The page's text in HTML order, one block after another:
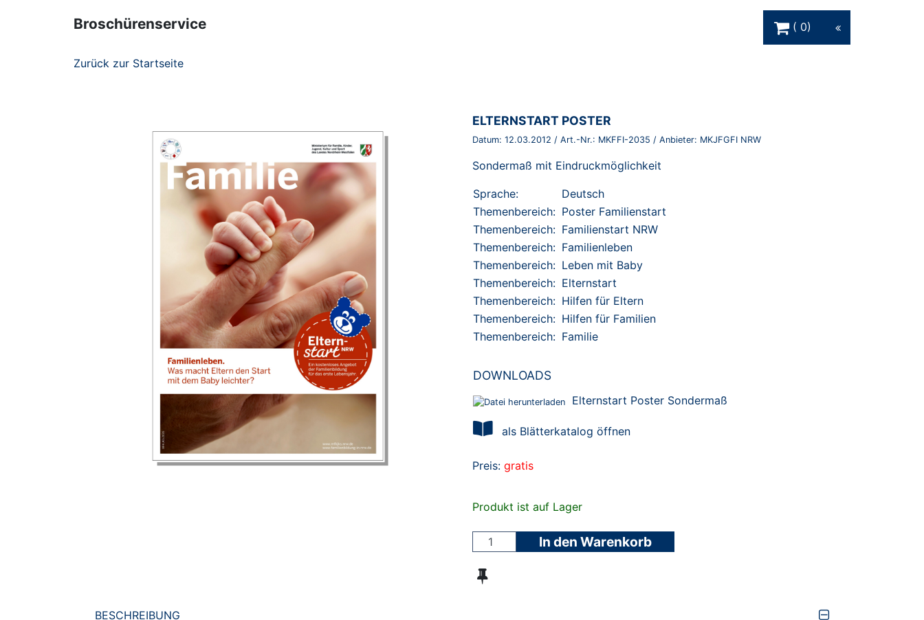
Broschürenservice
0
Zurück zur Startseite
BROSCHÜRE:
ELTERNSTART POSTER
Datum: 12.03.2012 / Art.-Nr.: MKFFI-2035 / Anbieter: MKJFGFI NRW
Sondermaß mit Eindruckmöglichkeit
Sprache:
Deutsch
Themenbereich: Poster Familienstart
Themenbereich: Familienstart NRW
Themenbereich: Familienleben
Themenbereich: Leben mit Baby
Themenbereich: Elternstart
Themenbereich: Hilfen für Eltern
Themenbereich: Hilfen für Familien
Themenbereich: Familie
DOWNLOADS
Elternstart Poster Sondermaß
als Blätterkatalog öffnen
Preis: gratis
Produkt ist auf Lager
In den Warenkorb
BESCHREIBUNG